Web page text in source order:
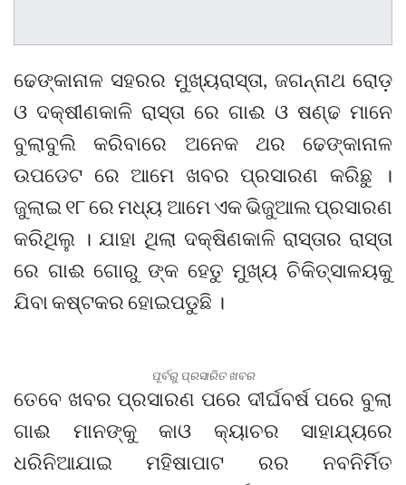
ଢେଙ୍କାନାଳ ସହରର ମୁଖ୍ୟରାସ୍ତା, ଜଗନ୍ନାଥ ରୋଡ଼
ଓ ଦକ୍ଷୀଣକାଳି ରାସ୍ତା ରେ ଗାଈ ଓ ଷଣ୍ଢ ମାନେ
ବୁଲାବୁଲି କରିବାରେ ଅନେକ ଥର ଢେଙ୍କାନାଳ
ଉପଡେଟ ରେ ଆମେ ଖବର ପ୍ରସାରଣ କରିଛୁ ।
ଜୁଲାଇ ୧୮ ରେ ମଧ୍ୟ ଆମେ ଏକ ଭିଜୁଆଲ ପ୍ରସାରଣ
କରିଥିଲୁ । ଯାହା ଥିଲା ଦକ୍ଷିଣକାଳି ରାସ୍ତାର ରାସ୍ତା
ରେ ଗାଈ ଗୋରୁ ଙ୍କ ହେତୁ ମୁଖ୍ୟ ଚିକିତ୍ସାଳୟକୁ
ଯିବା କଷ୍ଟକର ହୋଇପଡୁଛି ।
ପୂର୍ବରୁ ପ୍ରସାରିତ ଖବର
ତେବେ ଖବର ପ୍ରସାରଣ ପରେ ଦୀର୍ଘବର୍ଷ ପରେ ବୁଲା
ଗାଈ ମାନଙ୍କୁ କାଓ କ୍ୟାଚର ସାହାଯ୍ୟରେ
ଧରିନିଆଯାଇ ମହିଷାପାଟ ରର ନବନିର୍ମିତ